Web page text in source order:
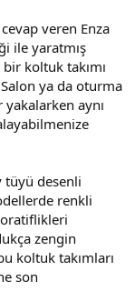
veren Enza
ile yaratmış
koltuk takımı
ya da oturma
aynı
tüyü desenli
renkli
zengin
koltuk takımları
son